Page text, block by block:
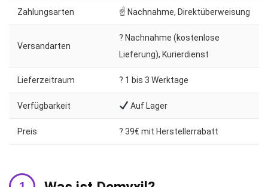
Zahlungsarten ☝ Nachnahme, Direktüberweisung
Versandarten
? Nachnahme (kostenlose
Lieferung), Kurierdienst
Lieferzeitraum ?️ 1 bis 3 Werktage
Verfügbarkeit Auf Lager
Preis ? 39€ mit Herstellerrabatt